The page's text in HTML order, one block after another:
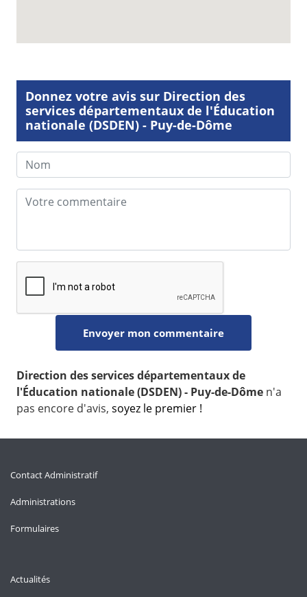
Donnez votre avis sur Direction des
services départementaux de l'Éducation
nationale (DSDEN) - Puy-de-Dôme
Direction des services départementaux de
l'Éducation nationale (DSDEN) - Puy-de-Dôme n'a
pas encore d'avis, soyez le premier !
Contact Administratif
Administrations
Formulaires
Actualités